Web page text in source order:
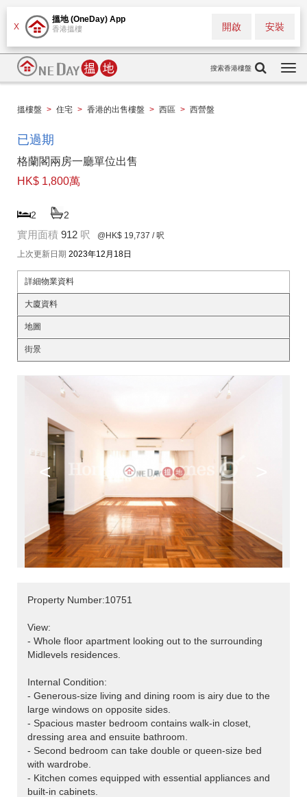
X
搵地 (OneDay) App
香港搵樓 安裝
開啟
搜索香港樓盤
搵樓盤 > 住宅 > 香港的出售樓盤 > 西區 > 西營盤
已過期
格蘭閣兩房一廳單位出售
HK$ 1,800萬
2 2
實用面積 912 呎 @HK$ 19,737 / 呎
上次更新日期 2023年12月18日
詳細物業資料
大廈資料
地圖
街景
<
Property Number:10751
View:
- Whole floor apartment looking out to the surrounding
Midlevels residences.
Internal Condition:
- Generous-size living and dining room is airy due to the
large windows on opposite sides.
- Spacious master bedroom contains walk-in closet,
dressing area and ensuite bathroom.
- Second bedroom can take double or queen-size bed
with wardrobe.
- Kitchen comes equipped with essential appliances and
built-in cabinets.